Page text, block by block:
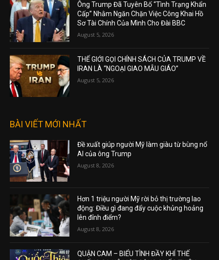
Ông Trump Đã Tuyên Bố “Tình Trạng Khẩn
Cấp” Nhằm Ngăn Chặn Việc Công Khai Hồ
Sơ Tài Chính Của Mình Cho Đài BBC
August 5, 2026
THẾ GIỚI GỌI CHÍNH SÁCH CỦA TRUMP VỀ
IRAN LÀ “NGOẠI GIAO MẪU GIÁO”
August 5, 2026
BÀI VIẾT MỚI NHẤT
Đề xuất giúp người Mỹ làm giàu từ bùng nổ
AI của ông Trump
August 8, 2026
Hơn 1 triệu người Mỹ rời bỏ thị trường lao
động: Điều gì đang đẩy cuộc khủng hoảng
lên đỉnh điểm?
August 8, 2026
QUẬN CAM – BIỂU TÌNH ĐẦY KHÍ THẾ